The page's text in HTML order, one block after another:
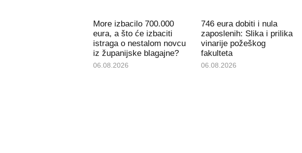
More izbacilo 700.000
eura, a što će izbaciti
istraga o nestalom novcu
iz županijske blagajne?
06.08.2026
746 eura dobiti i nula
zaposlenih: Slika i prilika
vinarije požeškog
fakulteta
06.08.2026